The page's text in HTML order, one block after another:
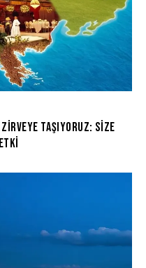
Taşıyoruz: Size